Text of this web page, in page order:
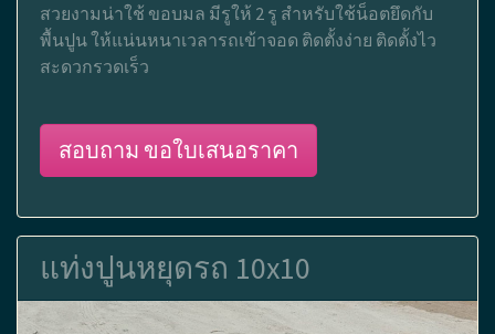
สวยงามน่าใช้ ขอบมล มีรูให้ 2 รู สำหรับใช้น็อตยึดกับ
พื้นปูน ให้แน่นหนาเวลารถเข้าจอด ติดตั้งง่าย ติดตั้งไว
สะดวกรวดเร็ว
สอบถาม ขอใบเสนอราคา
แท่งปูนหยุดรถ 10x10